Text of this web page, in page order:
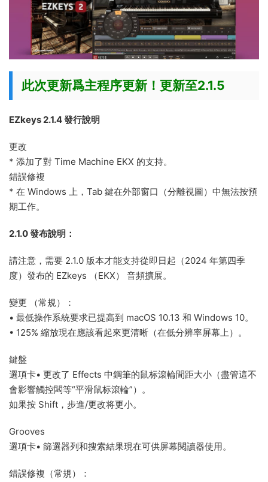
此次更新爲主程序更新！更新至2.1.5
EZkeys 2.1.4 發行說明
更改
* 添加了對 Time Machine EKX 的支持。
錯誤修複
* 在 Windows 上，Tab 鍵在外部窗口（分離視圖）中無法按預
期工作。
2.1.0 發布說明：
請注意，需要 2.1.0 版本才能支持從即日起（2024 年第四季
度）發布的 EZkeys （EKX） 音頻擴展。
變更 （常規）：
• 最低操作系統要求已提高到 macOS 10.13 和 Windows 10。
• 125% 縮放現在應該看起來更清晰（在低分辨率屏幕上）。
鍵盤
選項卡• 更改了 Effects 中鋼筆的鼠标滾輪間距大小（盡管這不
會影響觸控闆等“平滑鼠标滾輪”）。
如果按 Shift，步進/更改将更小。
Grooves
選項卡• 篩選器列和搜索結果現在可供屏幕閱讀器使用。
錯誤修複（常規）：